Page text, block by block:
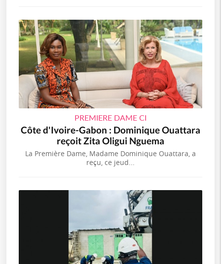
PREMIERE DAME CI
Côte d'Ivoire-Gabon : Dominique Ouattara
reçoit Zita Oligui Nguema
La Première Dame, Madame Dominique Ouattara, a
reçu, ce jeud...